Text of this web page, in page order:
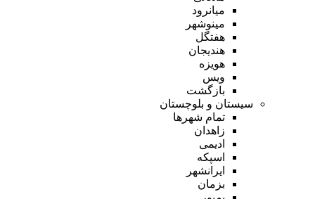
میانرود
مینوشهر
هفتگل
هندیجان
هویزه
ویس
بازگشت
سیستان و بلوچستان
تمام شهر‌ها
زاهدان
ادیمی
اسپکه
ایرانشهر
بزمان